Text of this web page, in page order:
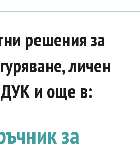
решения за
личен
и още в:
за